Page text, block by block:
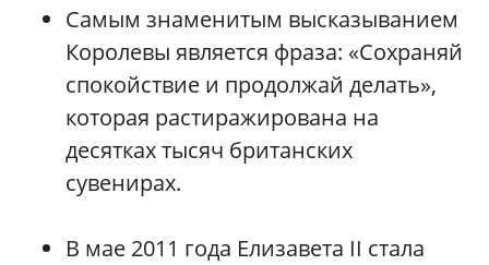
Самым знаменитым высказыванием
Королевы является фраза: «Сохраняй
спокойствие и продолжай делать»,
которая растиражирована на
десятках тысяч британских
сувенирах.
В мае 2011 года Елизавета II стала